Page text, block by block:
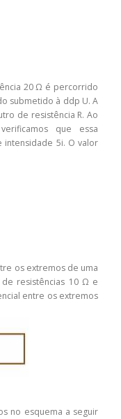
20 Ω é percorrido
submetido à ddp U. A
de resistência R. Ao
que essa
5i. O valor
os extremos de uma
resistências 10 Ω e
entre os extremos
no esquema a seguir